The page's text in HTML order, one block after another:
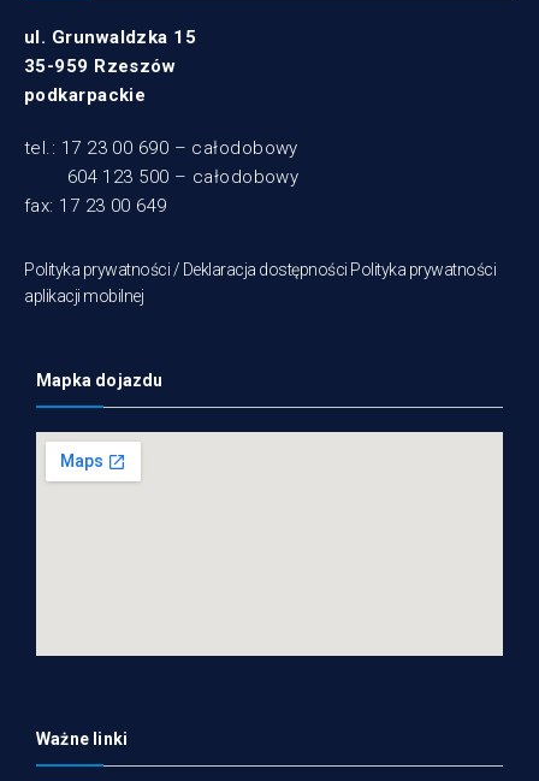
ul. Grunwaldzka 15
35-959 Rzeszów
podkarpackie
tel.: 17 23 00 690 – całodobowy
604 123 500 – całodobowy
fax: 17 23 00 649
Polityka prywatności / Deklaracja dostępności Polityka prywatności
aplikacji mobilnej
Mapka dojazdu
Ważne linki